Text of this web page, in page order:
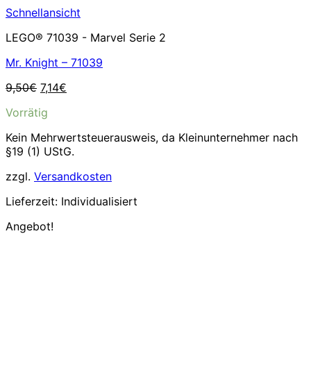
Schnellansicht
LEGO® 71039 - Marvel Serie 2
Mr. Knight – 71039
9,50€ Ursprünglicher
war:
7,14€
Vorrätig
Kein Mehrwertsteuerausweis, da Kleinunternehmer nach
§19 (1) UStG.
zzgl. Versandkosten
Lieferzeit: Individualisiert
Angebot!